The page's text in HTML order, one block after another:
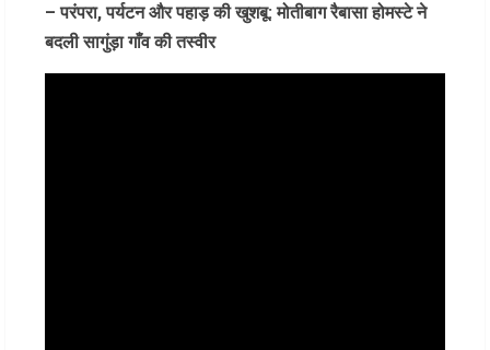
– परंपरा, पर्यटन और पहाड़ की खुशबू: मोतीबाग रैबासा होमस्टे ने
बदली सागुंड़ा गाँव की तस्वीर